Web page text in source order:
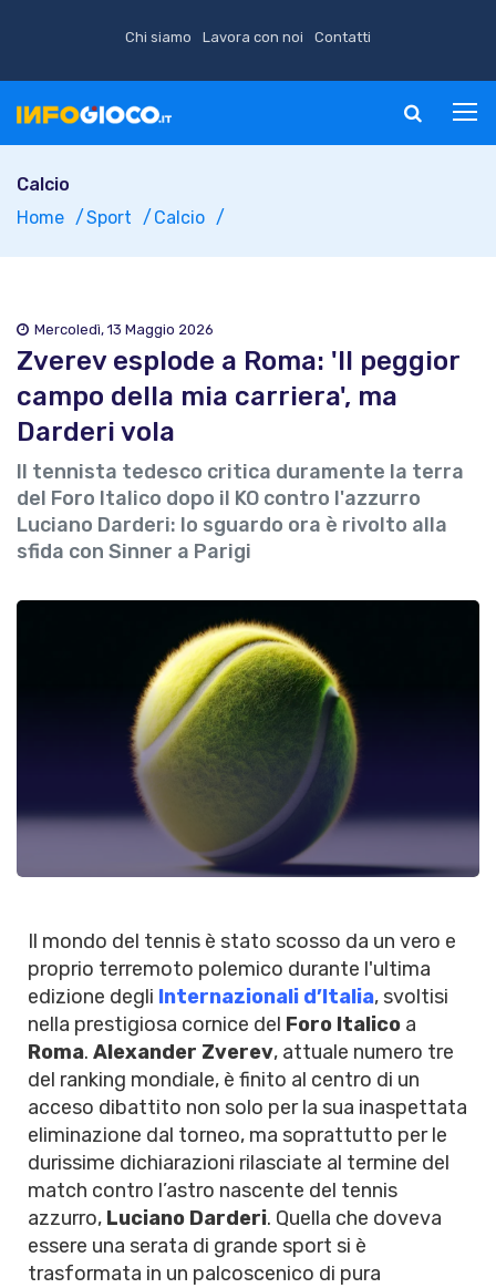
Chi siamo Lavora con noi Contatti
Calcio
Home
Sport Calcio
Mercoledì, 13 Maggio 2026
Zverev esplode a Roma: 'Il peggior
campo della mia carriera', ma
Darderi vola
Il tennista tedesco critica duramente la terra
del Foro Italico dopo il KO contro l'azzurro
Luciano Darderi: lo sguardo ora è rivolto alla
sfida con Sinner a Parigi
Il mondo del tennis è stato scosso da un vero e
proprio terremoto polemico durante l'ultima
edizione degli Internazionali d’Italia, svoltisi
nella prestigiosa cornice del Foro Italico a
Roma. Alexander Zverev, attuale numero tre
del ranking mondiale, è finito al centro di un
acceso dibattito non solo per la sua inaspettata
eliminazione dal torneo, ma soprattutto per le
durissime dichiarazioni rilasciate al termine del
match contro l’astro nascente del tennis
azzurro, Luciano Darderi. Quella che doveva
essere una serata di grande sport si è
trasformata in un palcoscenico di pura